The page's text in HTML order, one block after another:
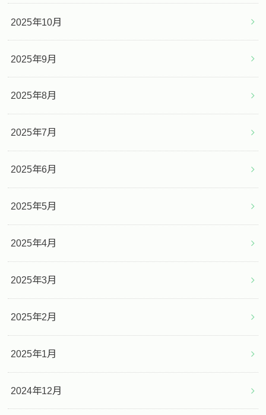
2025年10月
2025年9月
2025年8月
2025年7月
2025年6月
2025年5月
2025年4月
2025年3月
2025年2月
2025年1月
2024年12月